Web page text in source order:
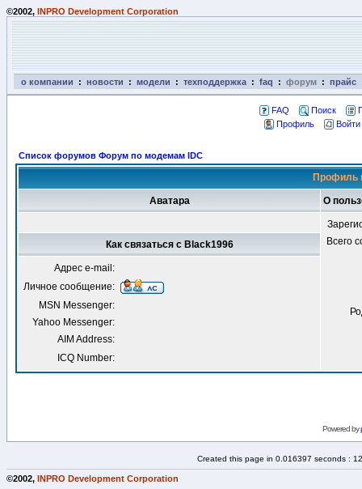
©2002, INPRO Development Corporation
о компании : новости : модели : техподдержка : faq : форум : прайс
FAQ Поиск
Профиль
Список форумов Форум по модемам IDC
Профиль
Аватара О
Всего
Как связаться с Black1996
Адрес e-mail:
Личное сообщение:
MSN Messenger:
Yahoo Messenger:
AIM Address:
ICQ Number:
Powered by
Created this page in 0.016397 seconds :
©2002, INPRO Development Corporation